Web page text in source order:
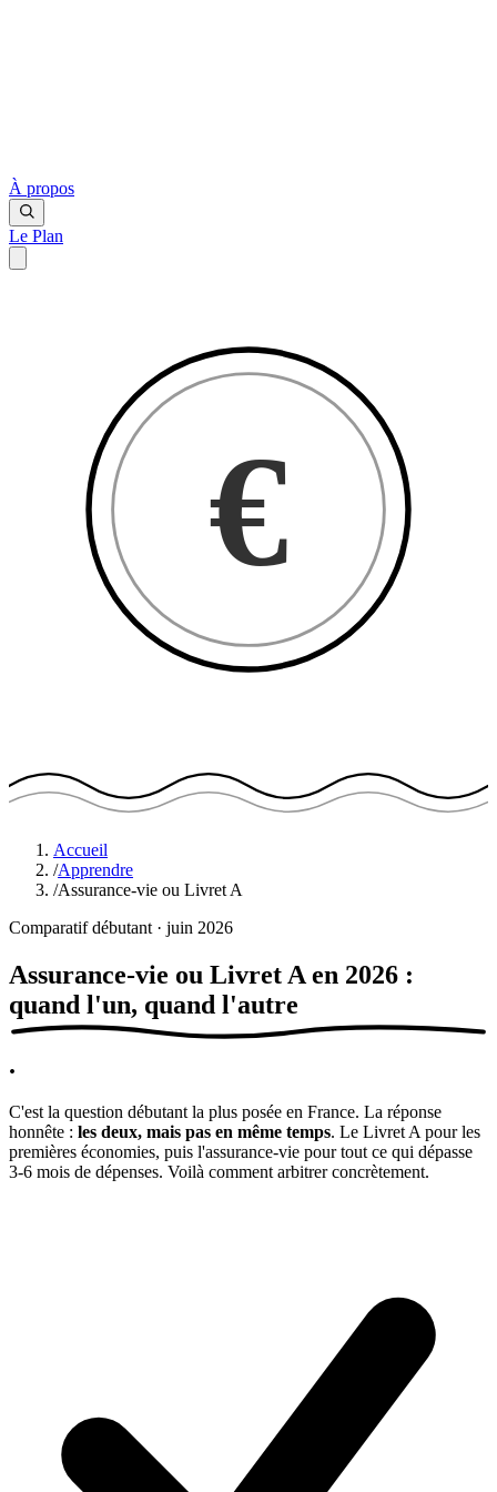
À propos
Le Plan
€
Accueil
/Apprendre
/Assurance-vie ou Livret A
Comparatif débutant · juin 2026
Assurance-vie ou Livret A en 2026 :
quand l'un, quand l'autre
.
C'est la question débutant la plus posée en France. La réponse
honnête : les deux, mais pas en même temps. Le Livret A pour les
premières économies, puis l'assurance-vie pour tout ce qui dépasse
3-6 mois de dépenses. Voilà comment arbitrer concrètement.